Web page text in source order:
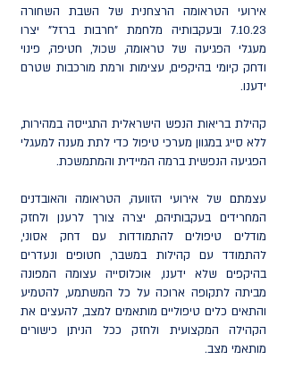
אירועי הטראומה הרצחנית של השבת השחורה
7.10.23 ובעקבותיה מלחמת "חרבות ברזל" יצרו
מעגלי הפגיעה של טראומה, שכול, חטיפה, פינוי
ודחק קיומי בהיקפים, עצימות ורמת מורכבות שטרם
ידענו.
קהילת בריאות הנפש הישראלית התגייסה במהירות,
ללא סייג במגוון מערכי טיפול כדי לתת מענה למעגלי
הפגיעה הנפשית ברמה המיידית והמתמשכת.
עצמתם של אירועי הזוועה, הטראומה והאובדנים
המחרידים בעקבותיהם, יצרה צורך לרענן ולחזק
מודלים טיפולים להתמודדות עם דחק אסוני,
להתמודד עם קהילות במשבר, חטופים ונעדרים
בהיקפים שלא ידענו, אוכלוסייה עצומה המפונה
מביתה לתקופה ארוכה על כל המשתמע, להטמיע
והתאים כלים טיפוליים מותאמים למצב, להעצים את
הקהילה המקצועית ולחזק ככל הניתן כישורים
מותאמי מצב.